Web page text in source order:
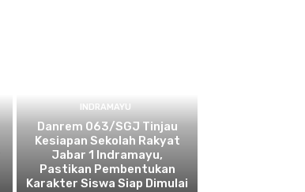
INDRAMAYU
Danrem 063/SGJ Tinjau
Kesiapan Sekolah Rakyat
Jabar 1 Indramayu,
Pastikan Pembentukan
Karakter Siswa Siap Dimulai